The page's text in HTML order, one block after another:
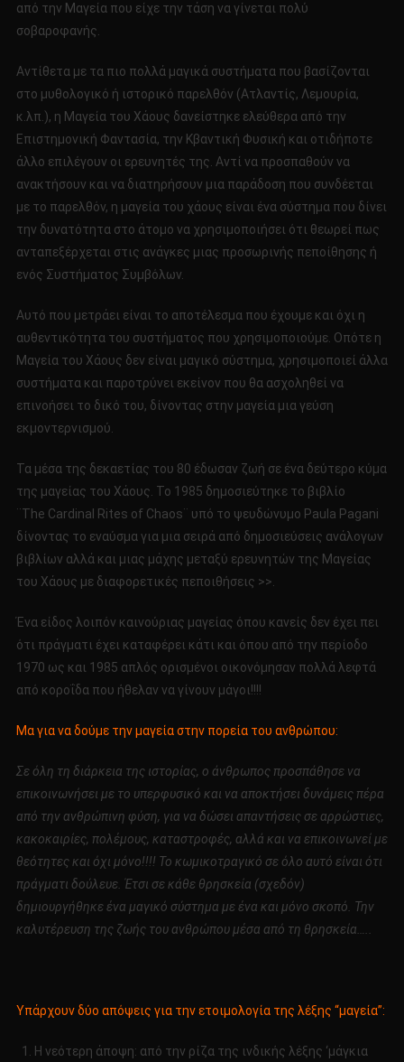
από την Μαγεία που είχε την τάση να γίνεται πολύ
σοβαροφανής.
Αντίθετα με τα πιο πολλά μαγικά συστήματα που βασίζονται
στο μυθολογικό ή ιστορικό παρελθόν (Ατλαντίς, Λεμουρία,
κ.λπ.), η Μαγεία του Χάους δανείστηκε ελεύθερα από την
Επιστημονική Φαντασία, την Κβαντική Φυσική και οτιδήποτε
άλλο επιλέγουν οι ερευνητές της. Αντί να προσπαθούν να
ανακτήσουν και να διατηρήσουν μια παράδοση που συνδέεται
με το παρελθόν, η μαγεία του χάους είναι ένα σύστημα που δίνει
την δυνατότητα στο άτομο να χρησιμοποιήσει ότι θεωρεί πως
ανταπεξέρχεται στις ανάγκες μιας προσωρινής πεποίθησης ή
ενός Συστήματος Συμβόλων.
Αυτό που μετράει είναι το αποτέλεσμα που έχουμε και όχι η
αυθεντικότητα του συστήματος που χρησιμοποιούμε. Οπότε η
Μαγεία του Χάους δεν είναι μαγικό σύστημα, χρησιμοποιεί άλλα
συστήματα και παροτρύνει εκείνον που θα ασχοληθεί να
επινοήσει το δικό του, δίνοντας στην μαγεία μια γεύση
εκμοντερνισμού.
Τα μέσα της δεκαετίας του 80 έδωσαν ζωή σε ένα δεύτερο κύμα
της μαγείας του Χάους. Το 1985 δημοσιεύτηκε το βιβλίο
¨The Cardinal Rites of Chaos¨ υπό το ψευδώνυμο Paula Pagani
δίνοντας το εναύσμα για μια σειρά από δημοσιεύσεις ανάλογων
βιβλίων αλλά και μιας μάχης μεταξύ ερευνητών της Μαγείας
του Χάους με διαφορετικές πεποιθήσεις >>.
Ένα είδος λοιπόν καινούριας μαγείας όπου κανείς δεν έχει πει
ότι πράγματι έχει καταφέρει κάτι και όπου από την περίοδο
1970 ως και 1985 απλός ορισμένοι οικονόμησαν πολλά λεφτά
από κοροΐδα που ήθελαν να γίνουν μάγοι!!!!
Μα για να δούμε την μαγεία στην πορεία του ανθρώπου:
Σε όλη τη διάρκεια της ιστορίας, ο άνθρωπος προσπάθησε να
επικοινωνήσει με το υπερφυσικό και να αποκτήσει δυνάμεις πέρα
από την ανθρώπινη φύση, για να δώσει απαντήσεις σε αρρώστιες,
κακοκαιρίες, πολέμους, καταστροφές, αλλά και να επικοινωνεί με
θεότητες και όχι μόνο!!!! Το κωμικοτραγικό σε όλο αυτό είναι ότι
πράγματι δούλευε. Έτσι σε κάθε θρησκεία (σχεδόν)
δημιουργήθηκε ένα μαγικό σύστημα με ένα και μόνο σκοπό. Την
καλυτέρευση της ζωής του ανθρώπου μέσα από τη θρησκεία…..
Υπάρχουν δύο απόψεις για την ετοιμολογία της λέξης “μαγεία”:
Η νεότερη άποψη: από την ρίζα της ινδικής λέξης ‘μάγκια